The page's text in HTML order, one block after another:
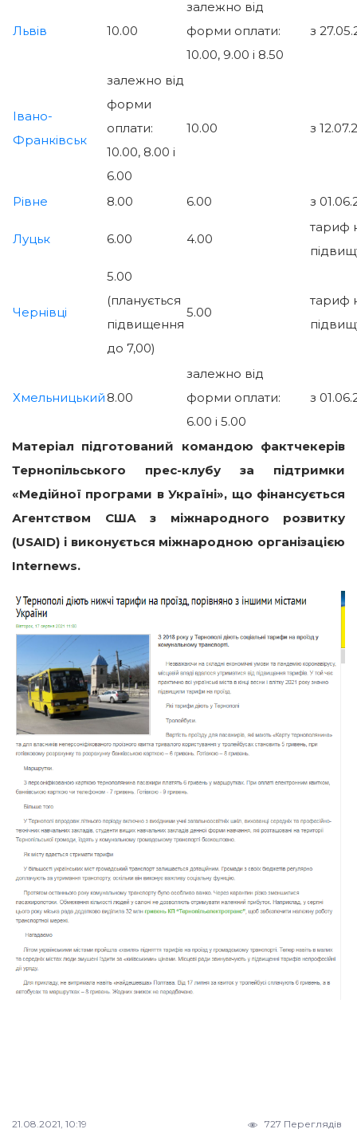
Львів 10.00
залежно від
форми оплати:
10.00, 9.00 і 8.50
з
Івано-
Франківськ
залежно від
форми
оплати:
10.00, 8.00 і
6.00
10.00 з
Рівне 8.00 6.00 з
Луцьк 6.00 4.00
тариф
Чернівці
5.00
(планується
підвищення
до 7,00)
5.00
тариф
Хмельницький 8.00
залежно від
форми оплати:
6.00 і 5.00
з
Матеріал підготований командою фактчекерів
Тернопільського прес-клубу за підтримки
«Медійної програми в Україні», що фінансується
Агентством США з міжнародного розвитку
(USAID) і виконується міжнародною організацією
Internews.
21.08.2021, 10:19 727 Переглядів